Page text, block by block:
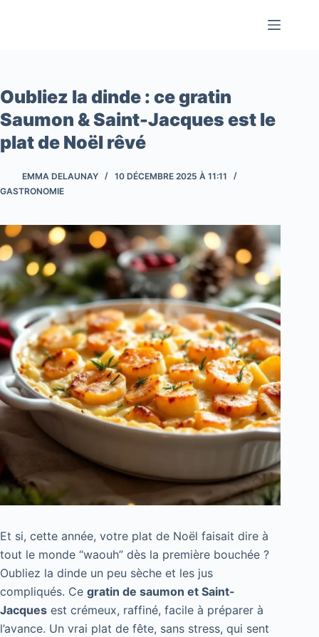
Oubliez la dinde : ce gratin
Saumon & Saint-Jacques est le
plat de Noël rêvé
EMMA DELAUNAY
10 DÉCEMBRE 2025 À 11:11
GASTRONOMIE
Et si, cette année, votre plat de Noël faisait dire à
tout le monde “waouh” dès la première bouchée ?
Oubliez la dinde un peu sèche et les jus
compliqués. Ce gratin de saumon et Saint-
Jacques est crémeux, raffiné, facile à préparer à
l’avance. Un vrai plat de fête, sans stress, qui sent